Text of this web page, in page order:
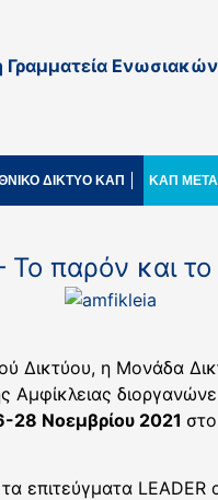
Γραμματεία
ΔΙΚΤΥΟ ΚΑΠ ΚΑΠ ΜΕΤΑ
Το παρόν και
Δικτύου, η Μονάδα
Αμφίκλειας
28 Νοεμβρίου 2021 στο
επιτεύγματα